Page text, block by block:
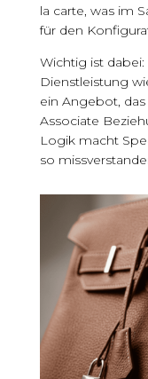
la carte, was im
für den
Wichtig ist
Dienstleistung
ein Angebot,
Associate
Logik macht
so